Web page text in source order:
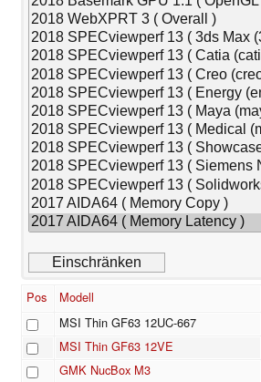
Pos Modell
MSI Thin GF63 12UC-667
MSI Thin GF63 12VE
GMK NucBox M3